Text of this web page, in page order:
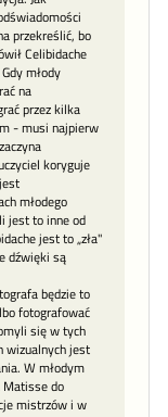
przekreślić, bo
Celibidache
młody
na
przez kilka
- musi najpierw
koryguje
młodego
jest to inne od
jest to „zła"
dźwięki są
będzie to
fotografować
się w tych
wizualnych jest
W młodym
Matisse do
mistrzów i w